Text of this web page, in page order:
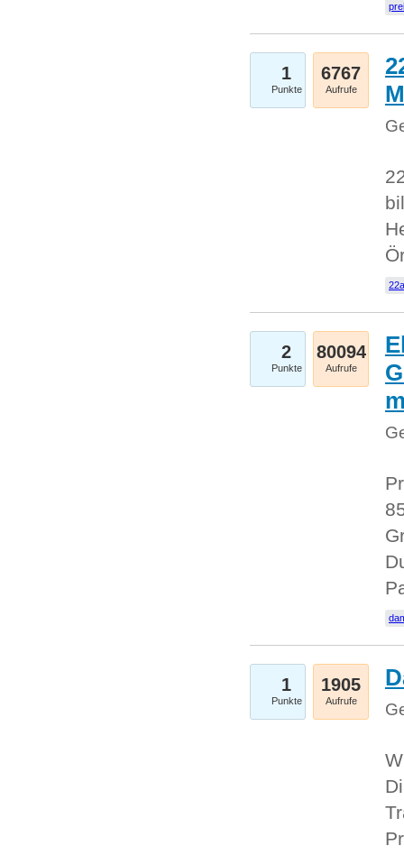
1
Punkte
6767
Aufrufe
2
Punkte
80094
Aufrufe
1
Punkte
1905
Aufrufe